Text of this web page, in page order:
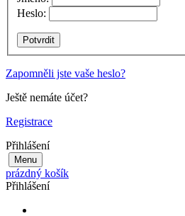
Heslo:
Zapomněli jste vaše heslo?
Ještě nemáte účet?
Registrace
Přihlášení
Menu
prázdný košík
Přihlášení